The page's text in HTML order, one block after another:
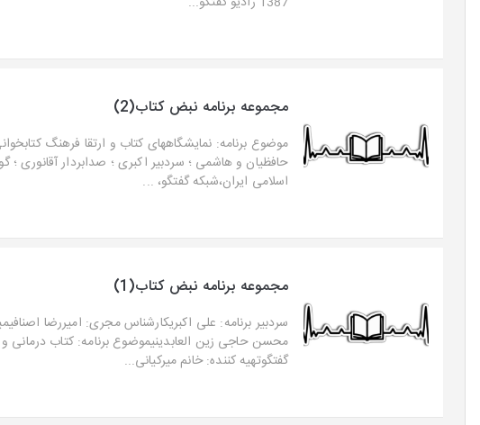
مجموعه برنامه نبض کتاب(2)
موضوع برنامه: نمایشگاههای کتاب و ارتقا فرهنگ
حافظیان و هاشمی ؛ سردبیر اکبری ؛ صدابردار آقانوری
اسلامی ایران،شبکه گفتگو، ...
مجموعه برنامه نبض کتاب(1)
‏سردبیر برنامه: علی اکبریکارشناس مجری: امیررضا
گفتگوتهیه کننده: خانم میرکیانی...